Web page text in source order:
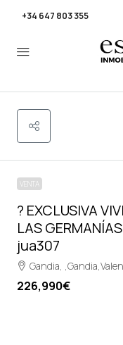
+34 647 803 355
VENTA
? EXCLUSIVA
LAS
jua307
Gandia,
226,990€